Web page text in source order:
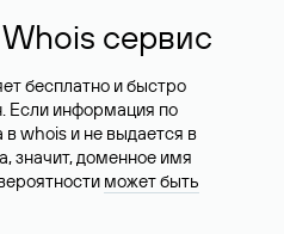
сервис
бесплатно и быстро
Если информация по
whois и не выдается в
значит, доменное имя
может быть